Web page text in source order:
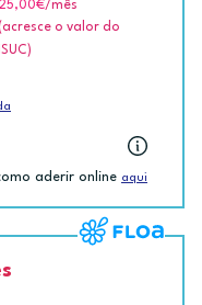
25,00€/mês
o valor do
ISUC)
aderir online aqui